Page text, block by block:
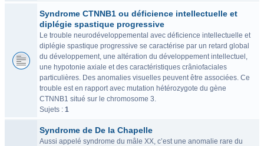
Syndrome CTNNB1 ou déficience intellectuelle et
diplégie spastique progressive
Le trouble neurodéveloppemental avec déficience intellectuelle et
diplégie spastique progressive se caractérise par un retard global
du développement, une altération du développement intellectuel,
une hypotonie axiale et des caractéristiques crâniofaciales
particulières. Des anomalies visuelles peuvent être associées. Ce
trouble est en rapport avec mutation hétérozygote du gène
CTNNB1 situé sur le chromosome 3.
Sujets : 1
Syndrome de De la Chapelle
Aussi appelé syndrome du mâle XX, c’est une anomalie rare du